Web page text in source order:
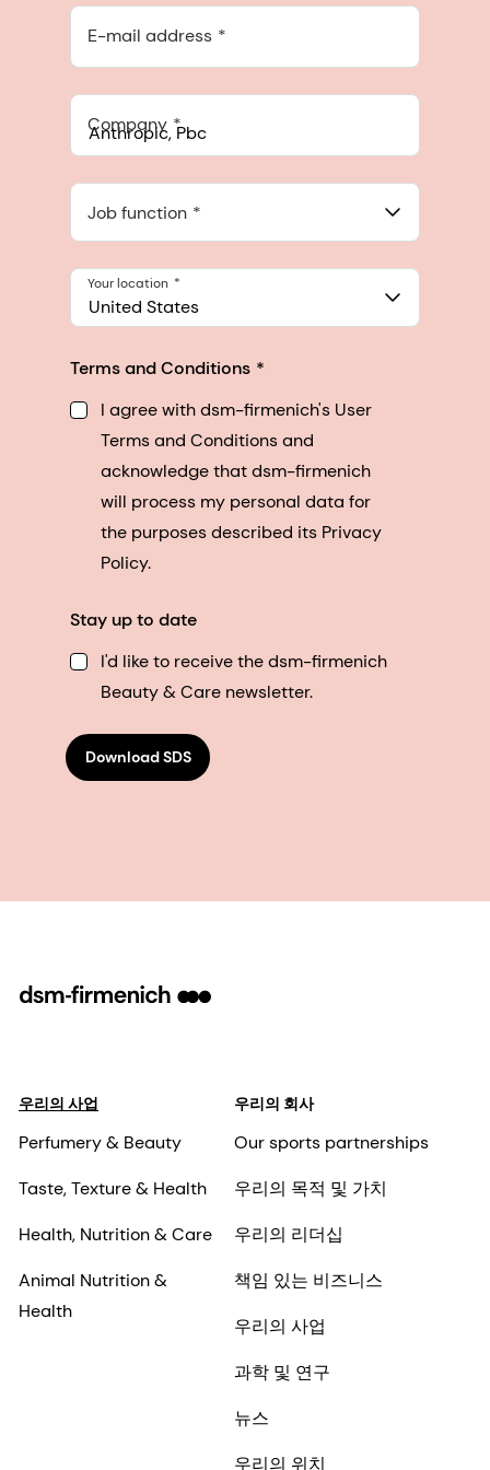
E-mail address
Company
548 Market St Pmb 90375, San Francisco, California, US
Job function
United States
Your location
Terms and Conditions
I agree with dsm-firmenich's User
Terms and Conditions and
acknowledge that dsm-firmenich
will process my personal data for
the purposes described its Privacy
Policy.
Stay up to date
I'd like to receive the dsm-firmenich
Beauty & Care newsletter.
Download SDS
우리의 사업
Perfumery & Beauty
Taste, Texture & Health
Health, Nutrition & Care
Animal Nutrition &
Health
우리의 회사
Our sports partnerships
우리의 목적 및 가치
우리의 리더십
책임 있는 비즈니스
우리의 사업
과학 및 연구
뉴스
우리의 위치